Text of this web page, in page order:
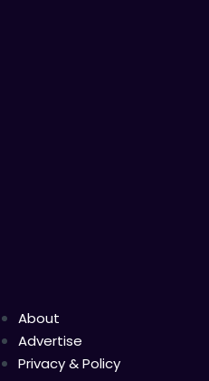
About
Advertise
Privacy & Policy